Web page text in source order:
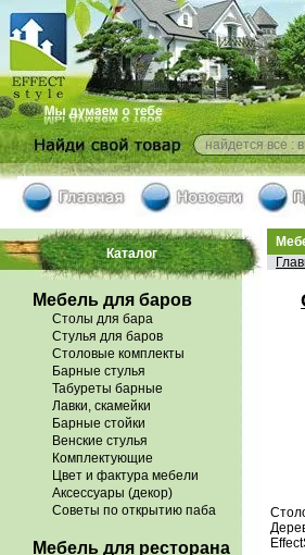
Каталог
Мебель для баров
Столы для бара
Стулья для баров
Столовые комплекты
Барные стулья
Табуреты барные
Лавки, скамейки
Барные стойки
Венские стулья
Комплектующие
Цвет и фактура мебели
Аксессуары (декор)
Советы по открытию паба
Мебель для ресторана